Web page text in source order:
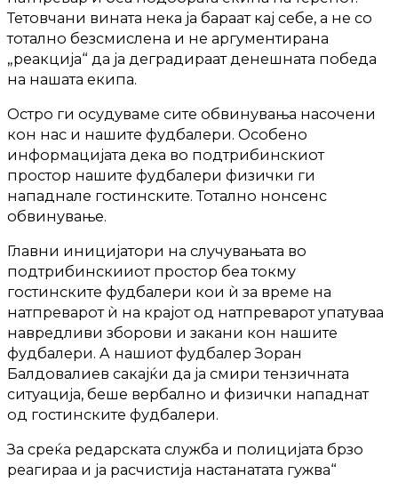
Тетовчани вината нека ја бараат кај себе, а не со
тотално безсмислена и не аргументирана
„реакција“ да ја деградираат денешната победа
на нашата екипа.
Остро ги осудуваме сите обвинувања насочени
кон нас и нашите фудбалери. Особено
информацијата дека во подтрибинскиот
простор нашите фудбалери физички ги
нападнале гостинските. Тотално нонсенс
обвинување.
Главни иницијатори на случувањата во
подтрибинскииот простор беа токму
гостинските фудбалери кои ѝ за време на
натпреварот ѝ на крајот од натпреварот упатуваа
навредливи зборови и закани кон нашите
фудбалери. A нашиот фудбалер Зоран
Балдовалиев сакајќи да ја смири тензичната
ситуација, беше вербално и физички нападнат
од гостинските фудбалери.
За среќа редарската служба и полицијата брзо
реагираа и ја расчистија настанатата гужва“